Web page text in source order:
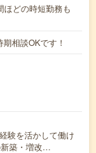
どの時短勤務も
相談OKです！
験を活かして働け
新築・増改…